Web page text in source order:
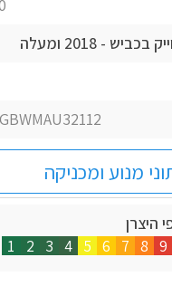
- 2018 ומעלה
מנוע ומכניקה
היצרן
1
2 3 4 5 6 7 8 9